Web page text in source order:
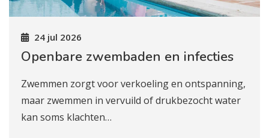
24 jul 2026
Openbare zwembaden en infecties
Zwemmen zorgt voor verkoeling en ontspanning,
maar zwemmen in vervuild of drukbezocht water
kan soms klachten…